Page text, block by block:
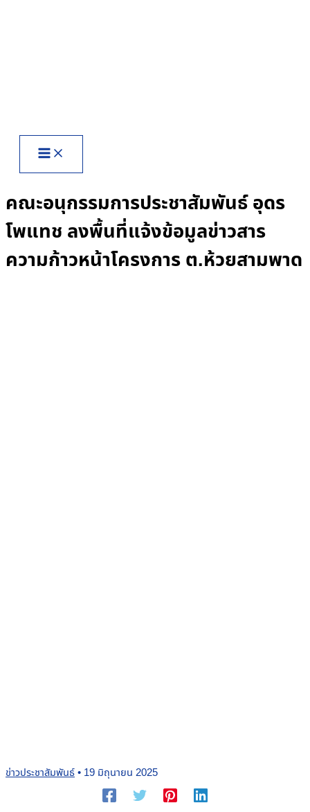
คณะอนุกรรมการประชาสัมพันธ์ อุดร
โพแทช ลงพื้นที่แจ้งข้อมูลข่าวสาร
ความก้าวหน้าโครงการ ต.ห้วยสามพาด
ข่าวประชาสัมพันธ์• 19 มิถุนายน 2025